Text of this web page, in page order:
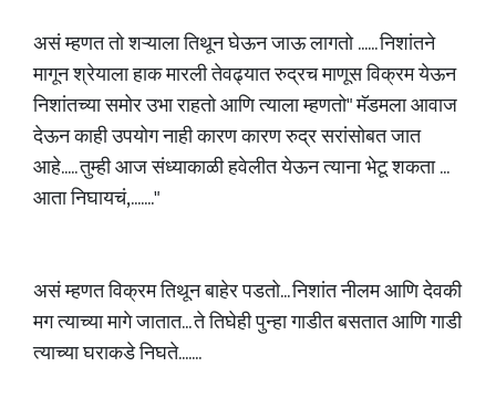
असं म्हणत तो शऱ्याला तिथून घेऊन जाऊ लागतो ...... निशांतने
मागून श्रेयाला हाक मारली तेवढ्यात रुद्रच माणूस विक्रम येऊन
निशांतच्या समोर उभा राहतो आणि त्याला म्हणतो" मॅडमला आवाज
देऊन काही उपयोग नाही कारण कारण रुद्र सरांसोबत जात
आहे..... तुम्ही आज संध्याकाळी हवेलीत येऊन त्याना भेटू शकता ...
आता निघायचं,......."
असं म्हणत विक्रम तिथून बाहेर पडतो... निशांत नीलम आणि देवकी
मग त्याच्या मागे जातात... ते तिघेही पुन्हा गाडीत बसतात आणि गाडी
त्याच्या घराकडे निघते.......